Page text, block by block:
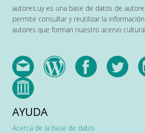
autores.uy es una base de datos de
permite consultar y reutilizar la
autores que forman nuestro acervo
AYUDA
Acerca de la base de datos